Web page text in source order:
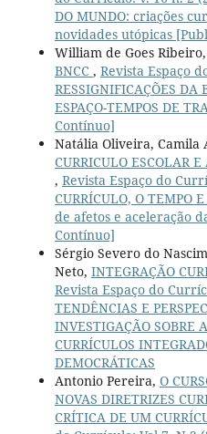
DO MUNDO: criações
novidades utópicas
William de Goes
BNCC , Revista Espaço
RESSIGNIFICAÇÕES DA
ESPAÇO-TEMPOS DE
Contínuo]
Natália Oliveira, Camila
CURRICULO ESCOLAR
, Revista Espaço do
CURRÍCULO, O TEMPO
de afetos e aceleração
Contínuo]
Sérgio Severo do
Neto, INTEGRAÇÃO
Revista Espaço do
TENDÊNCIAS E
INVESTIGAÇÃO SOBRE
CURRÍCULOS
DEMOCRÁTICAS
Antonio Pereira, O
NOVAS DIRETRIZES
CRÍTICA DE UM